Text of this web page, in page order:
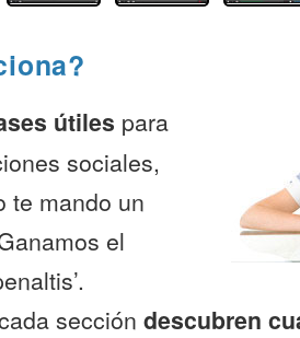
útiles para
sociales,
te mando un
el
sección descubren